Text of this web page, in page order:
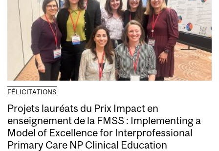
FÉLICITATIONS
Projets lauréats du Prix Impact en
enseignement de la FMSS : Implementing a
Model of Excellence for Interprofessional
Primary Care NP Clinical Education